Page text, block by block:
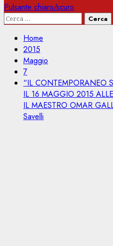
Pulsante chiaro/scuro
Ricerca
Home
2015
Maggio
7
“IL CONTEMPORANEO
IL 16 MAGGIO 2015
IL MAESTRO OMAR
Savelli